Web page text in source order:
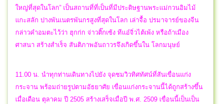
ใหญ่ที่สุดในโลก” เป็นสถานที่ที่เป็นที่มีประดิษฐานพระแม่กวนอิมไม้
แกะสลัก ปางพันเนตรพันกรสูงที่สุดในโลก เล่าจื้อ ปรมาจารย์ของจีน
กล่าวคำอมตะไว้ว่า ฮุกก่ก จ่าวติ๊กเซ้ง ทีแอ๋จิ่วไต้เพ้ง หรือถ้าเมือง
ศาสนา สร้างสำเร็จ สันติภาพอันถาวรจึงเกิดขึ้นใน โลกมนุษย์
11.00 น. นำทุกท่านเดินทางไปยัง จุดชมวิวทิศทัศน์ที่สันเขื่อนแก่ง
กระจาน พร้อมถ่ายรูปตามอัธยาศัย เขื่อนแก่งกระจานนี้ได้ถูกสร้างขึ้น
เมื่อเดือน ตุลาคม ปี 2505 สร้างเสร็จเมื่อปี พ.ศ. 2509 เขื่อนนี้เป็นเป็น